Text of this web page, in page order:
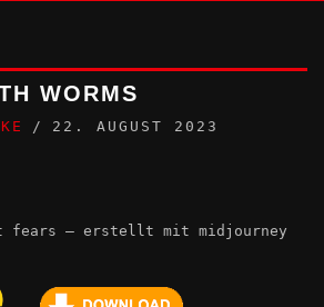
WORMS
22. AUGUST 2023
fears – erstellt mit midjourney